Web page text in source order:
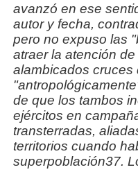
avanzó en ese
autor y fecha,
pero no expuso las
atraer la atención
alambicados cruces
de que los tambos
ejércitos en
transterradas,
territorios cuando
superpoblación37.